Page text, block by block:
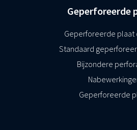
Geperforeerde
Geperforeerde plaat
Standaard
Bijzondere
Geperforeerde